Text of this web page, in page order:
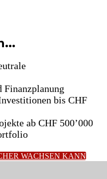
Finanzplanung
bis CHF
ab CHF 500’000
WACHSEN KANN